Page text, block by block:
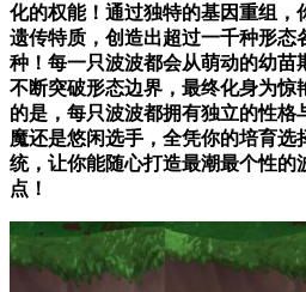
化的权能！通过独特的基因重组，
遗传特质，创造出超过一千种形态
种！每一只波波都会从萌动的幼苗
不断突破形态边界，最终化身为惊
的是，每只波波都拥有独立的性
魔还是悠闲选手，全凭你的培育选
统，让你能随心打造最潮最个性的
点！